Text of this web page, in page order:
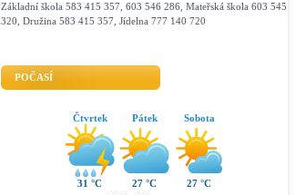
Základní škola 583 415 357, 603 546 286, Mateřská škola 603 545
320, Družina 583 415 357, Jídelna 777 140 720
POČASÍ
Čtvrtek
31 °C
Pátek
27 °C
Sobota
27 °C